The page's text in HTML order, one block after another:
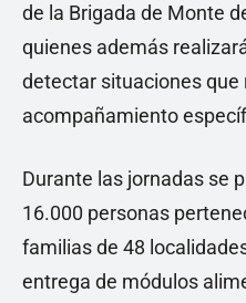
de la Brigada de Monte
quienes además
detectar situaciones que
acompañamiento
Durante las jornadas se
16.000 personas
familias de 48
entrega de módulos